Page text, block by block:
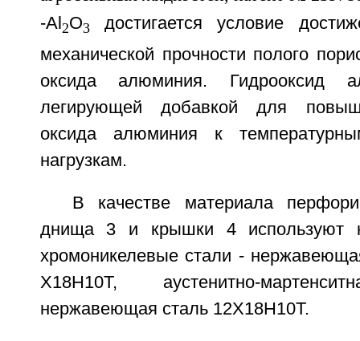
-Al 2O3 достигается условие
механической прочности полого
оксида алюминия. Гидрооксид
легирующей добавкой для
оксида алюминия к
нагрузкам.
В качестве материала
днища 3 и крышки 4 используют
хромоникелевые стали -
Х18Н10Т, аустенитно-
нержавеющая сталь 12Х18Н10Т.